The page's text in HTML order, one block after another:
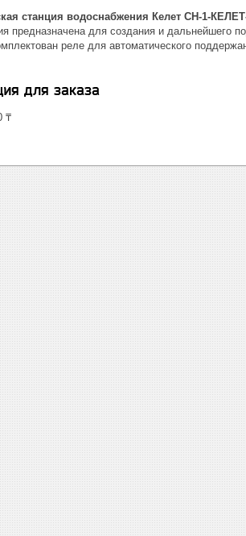
станция водоснабжения Келет СН-1-
предназначена для создания и дальнейшего
реле для автоматического
для заказа
₸